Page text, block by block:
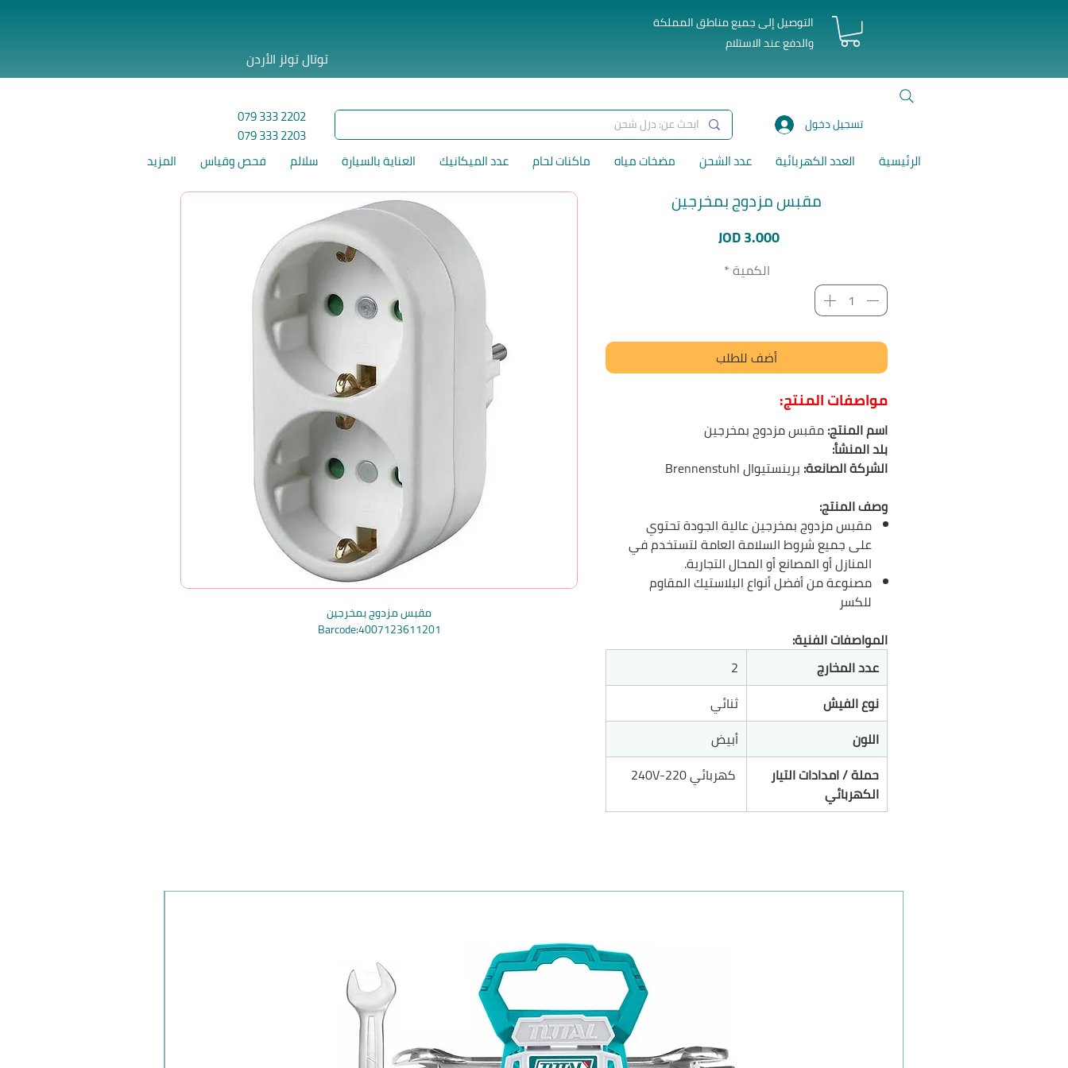
توتال تولز الأردن
التوصيل إلى جميع مناطق المملكة
والدفع عند الاستلام
079 333 2202
079 333 2203
تسجيل دخول
الرئيسية العدد الكهربائية عدد الشحن مضخات مياه ماكنات لحام عدد الميكانيك العناية بالسيارة سلالم فحص وقياس المزيد
مقبس مزدوج بمخرجين
Barcode:4007123611201
مقبس مزدوج بمخرجين
JOD 3.000السعر
الكمية*
أضف للطلب
مواصفات المنتج:
اسم المنتج:مقبس مزدوج بمخرجين
بلد المنشأ:
الشركة الصانعة: برينستيوال Brennenstuhl
وصف المنتج:
مقبس مزدوج بمخرجين عالية الجودة تحتوي
على جميع شروط السلامة العامة لتستخدم في
المنازل أو المصانع أو المحال التجارية.
مصنوعة من أفضل أنواع البلاستيك المقاوم
للكسر
المواصفات الفنية:
عدد المخارج
2
نوع الفيش
ثنائي
اللون
أبيض
حملة / امدادات التيار
الكهربائي
كهربائي 220-240V